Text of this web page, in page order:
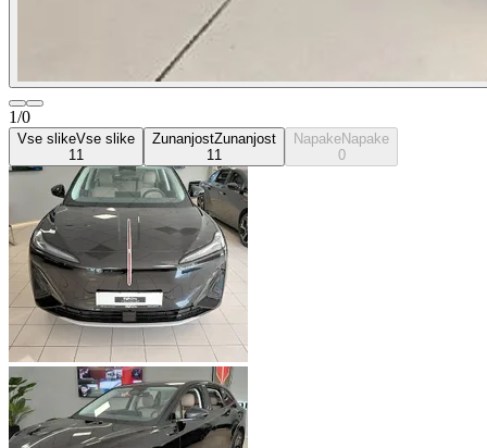
1/0
Vse slikeVse slike
11
ZunanjostZunanjost
11
NapakeNapake
0